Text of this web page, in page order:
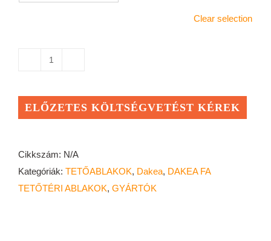
Clear selection
KAV
fa
tetőtéri
ablak
ELŐZETES KÖLTSÉGVETÉST KÉREK
Cikkszám: N/A
Kategóriák: TETŐABLAKOK, Dakea, DAKEA FA
TETŐTÉRI ABLAKOK, GYÁRTÓK